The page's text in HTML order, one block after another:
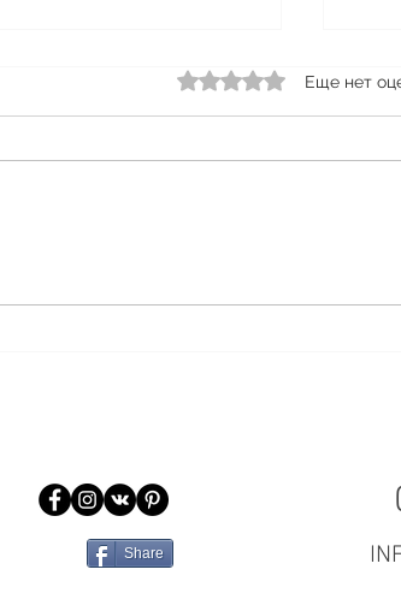
Оценка: 0 из 5 звезд.
Еще нет
Share